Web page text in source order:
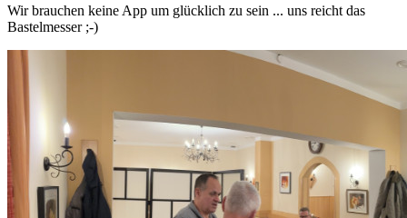
Wir brauchen keine App um glücklich zu sein ... uns reicht das
Bastelmesser ;-)